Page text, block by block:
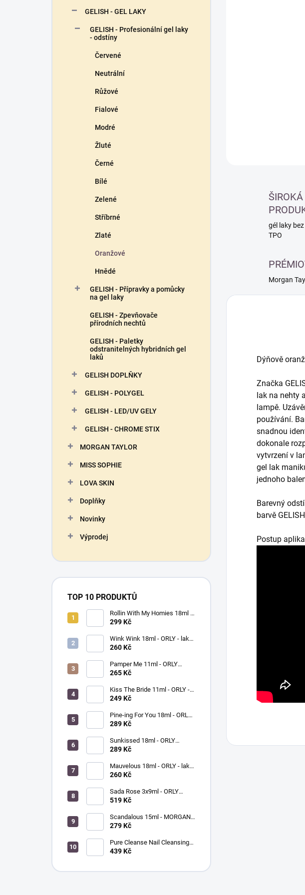
GELISH - GEL LAKY
GELISH - Profesionální gel laky
- odstíny
Červené
Neutrální
Růžové
Fialové
Modré
Žluté
Černé
Bílé
Zelené
Stříbrné
Zlaté
Oranžové
Hnědé
GELISH - Přípravky a pomůcky
na gel laky
GELISH - Zpevňovače
přírodních nechtů
GELISH - Paletky
odstranitelných hybridních gel
laků
GELISH DOPLŇKY
GELISH - POLYGEL
GELISH - LED/UV GELY
GELISH - CHROME STIX
MORGAN TAYLOR
MISS SOPHIE
LOVA SKIN
Doplňky
Novinky
Výprodej
TOP 10 PRODUKTŮ
Rollin With My Homies 18ml -
ORLY - lak na nehty
299 Kč
Wink Wink 18ml - ORLY - lak
na nehty
260 Kč
Pamper Me 11ml - ORLY
BREATHABLE - ošetřující lak
265 Kč
Kiss The Bride 11ml - ORLY -
lak na nehty
249 Kč
Pine-ing For You 18ml - ORLY
BREATHABLE - ošetřující
289 Kč
Sunkissed 18ml - ORLY
BREATHABLE - ošetřující
289 Kč
Mauvelous 18ml - ORLY - lak
na nehty
260 Kč
Sada Rose 3x9ml - ORLY
FRENCH MANICURE - sada
519 Kč
Scandalous 15ml - MORGAN
TAYLOR - lak na nehty
279 Kč
Pure Cleanse Nail Cleansing
Spray 120ml - MORGAN
439 Kč
gél laky
TPO
Morgan
Dýňově
Značka
lak na nehty
lampě.
používání.
snadnou
dokonale
vytvrzení v
gel lak
jednoho
Barevný
barvě
Postup